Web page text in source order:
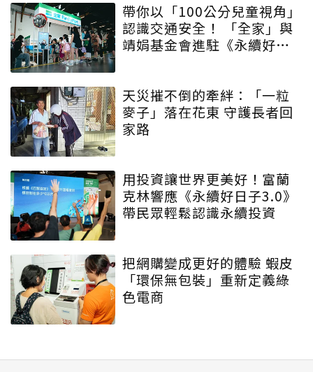
帶你以「100公分兒童視角」
認識交通安全！ 「全家」與
靖娟基金會進駐《永續好日
天災摧不倒的牽絆：「一粒
麥子」落在花東 守護長者回
家路
用投資讓世界更美好！富蘭
克林響應《永續好日子3.0》
帶民眾輕鬆認識永續投資
把網購變成更好的體驗 蝦皮
「環保無包裝」重新定義綠
色電商